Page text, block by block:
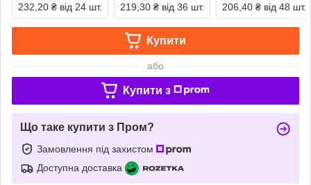
232,20 ₴ від 24 шт. 219,30 ₴ від 36 шт. 206,40 ₴ від 48 шт.
Купити
або
Купити з
Що таке купити з Пром?
Замовлення під захистом
Доступна доставка